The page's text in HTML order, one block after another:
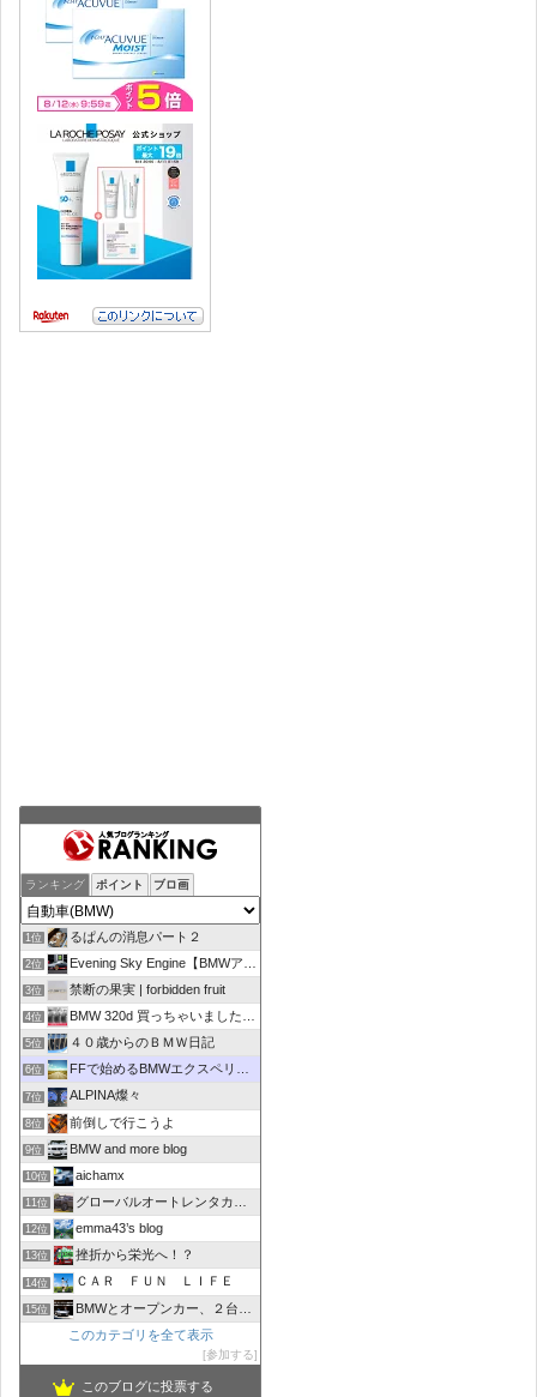
ランキング ポイント ブロ画
1位 るぱんの消息パート２
2位 Evening Sky Engine【BMWアルピナD4】
3位 禁断の果実 | forbidden fruit
4位 BMW 320d 買っちゃいました！！
5位 ４０歳からのＢＭＷ日記
6位 FFで始めるBMWエクスペリエンス
7位 ALPINA燦々
8位 前倒しで行こうよ
9位 BMW and more blog
10位 aichamx
11位 グローバルオートレンタカーブログ
12位 emma43’s blog
13位 挫折から栄光へ！？
14位 ＣＡＲ ＦＵＮ ＬＩＦＥ
15位
BMWとオープンカー、２台持ちは大変でした/GOCCHI
このカテゴリを全て表示
参加する
このブログに投票する